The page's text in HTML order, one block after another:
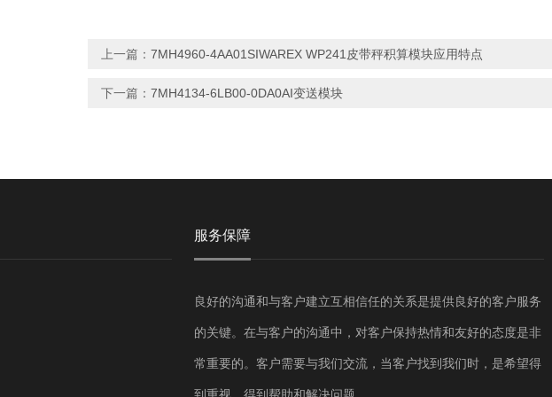
上一篇： 7MH4960-4AA01SIWAREX WP241皮带秤积算模块应用特点
下一篇： 7MH4134-6LB00-0DA0AI变送模块
服务保障
良好的沟通和与客户建立互相信任的关系是提供良好的客户服务
的关键。在与客户的沟通中，对客户保持热情和友好的态度是非
常重要的。客户需要与我们交流，当客户找到我们时，是希望得